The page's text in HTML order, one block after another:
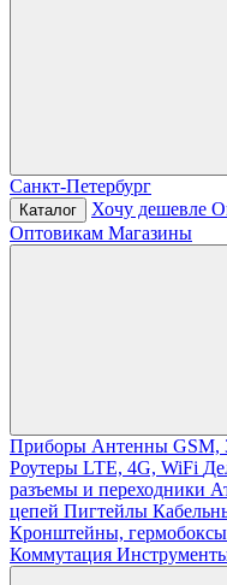
Санкт-Петербург
Каталог Хочу дешевле
Оптовикам Магазины
Приборы Антенны GSM,
Роутеры LTE, 4G, WiFi
разъемы и переходники
цепей Пигтейлы
Кронштейны, гермобоксы
Коммутация